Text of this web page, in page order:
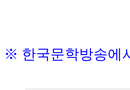
※ 한국문학방송에